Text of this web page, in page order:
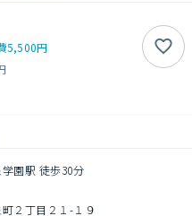
5,500円
園駅 徒歩30分
２丁目２１-１９